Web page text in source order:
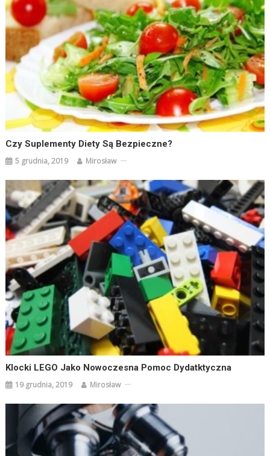
Czy Suplementy Diety Są Bezpieczne?
5 grudnia, 2019 Mirosław
Klocki LEGO Jako Nowoczesna Pomoc Dydatktyczna
19 grudnia, 2019 Mirosław